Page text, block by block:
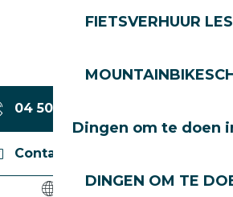
FIETSVERHUUR
Dingen om te doen
DINGEN OM TE
04 50 79 75
Contacteer ons